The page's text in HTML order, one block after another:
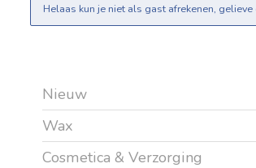
Helaas kun je niet als gast afrekenen, gelieve
Nieuw
Wax
Cosmetica & Verzorging